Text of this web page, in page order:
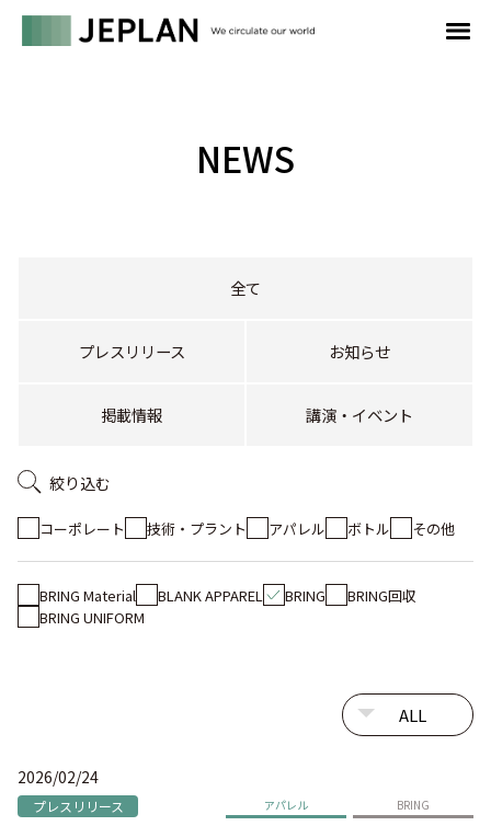
NEWS
全て
プレスリリース お知らせ
掲載情報 講演・イベント
絞り込む
コーポレート 技術・プラント アパレル ボトル その他
BRING Material BLANK APPAREL BRING
BRING回収
BRING UNIFORM
2026/02/24
プレスリリース アパレル BRING